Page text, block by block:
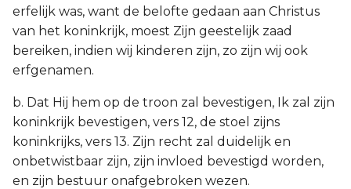
erfelijk was, want de belofte gedaan aan Christus
van het koninkrijk, moest Zijn geestelijk zaad
bereiken, indien wij kinderen zijn, zo zijn wij ook
erfgenamen.
b. Dat Hij hem op de troon zal bevestigen, Ik zal zijn
koninkrijk bevestigen, vers 12, de stoel zijns
koninkrijks, vers 13. Zijn recht zal duidelijk en
onbetwistbaar zijn, zijn invloed bevestigd worden,
en zijn bestuur onafgebroken wezen.